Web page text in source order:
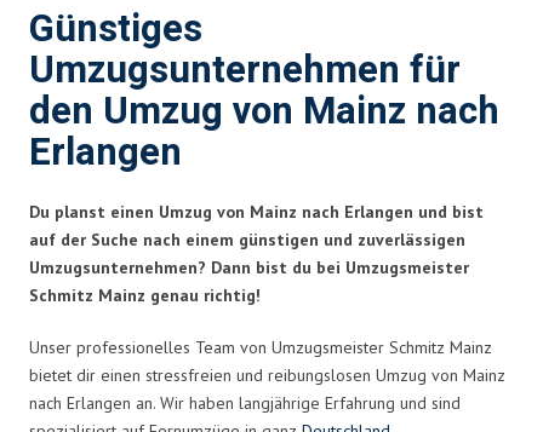
Günstiges
Umzugsunternehmen für
den Umzug von Mainz nach
Erlangen
Du planst einen Umzug von Mainz nach Erlangen und bist
auf der Suche nach einem günstigen und zuverlässigen
Umzugsunternehmen? Dann bist du bei Umzugsmeister
Schmitz Mainz genau richtig!
Unser professionelles Team von Umzugsmeister Schmitz Mainz
bietet dir einen stressfreien und reibungslosen Umzug von Mainz
nach Erlangen an. Wir haben langjährige Erfahrung und sind